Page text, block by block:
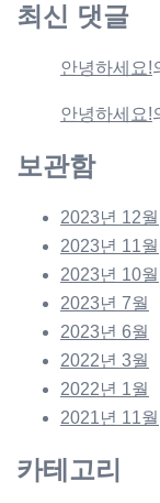
최신 댓글
안녕하세요!
안녕하세요!
보관함
2023년 12월
2023년 11월
2023년 10월
2023년 7월
2023년 6월
2022년 3월
2022년 1월
2021년 11월
카테고리